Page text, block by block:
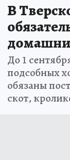
В
До 1
подсобных
обязаны
скот,